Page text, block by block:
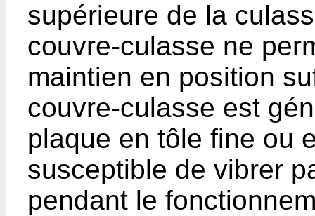
supérieure de la
couvre-culasse ne
maintien en position
couvre-culasse est
plaque en tôle fine ou
susceptible de vibrer
pendant le